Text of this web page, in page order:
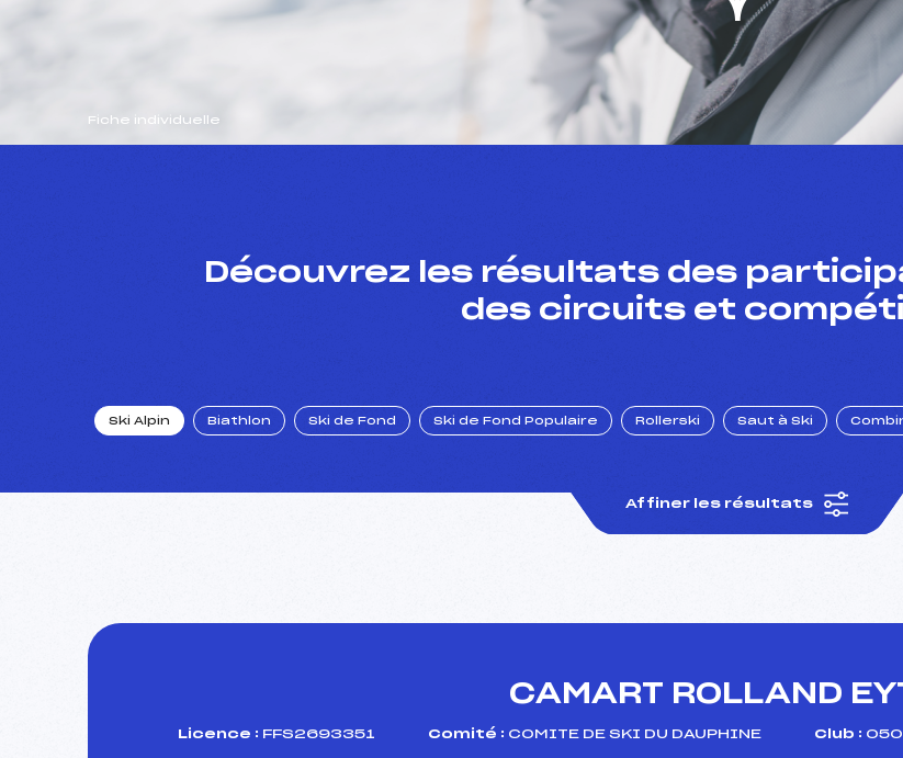
Fiche individuelle
Découvrez les résultats des
des circuits et
Ski Alpin Biathlon Ski de Fond Ski de Fond Populaire Rollerski Saut à Ski
Affiner les résultats
CAMART ROLLAND
Licence : FFS2693351 Comité : COMITE DE SKI DU DAUPHINE Club :